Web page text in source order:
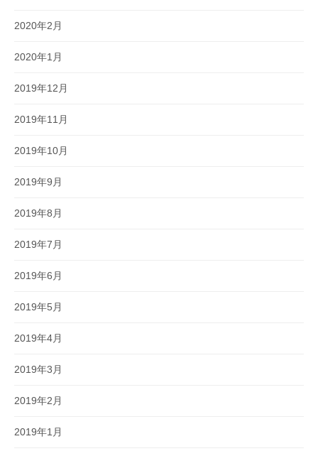
2020年2月
2020年1月
2019年12月
2019年11月
2019年10月
2019年9月
2019年8月
2019年7月
2019年6月
2019年5月
2019年4月
2019年3月
2019年2月
2019年1月